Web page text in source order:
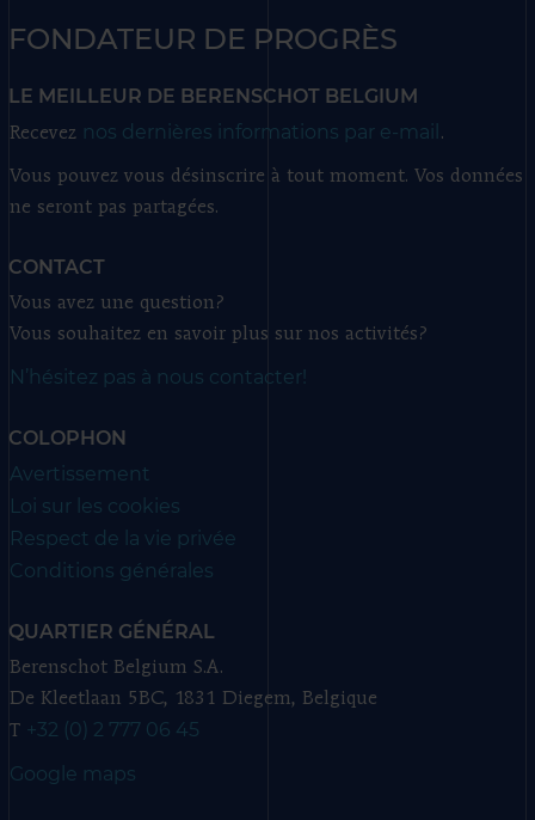
FONDATEUR DE PROGRÈS
LE MEILLEUR DE BERENSCHOT BELGIUM
Recevez nos dernières informations par e-mail .
Vous pouvez vous désinscrire à tout moment. Vos données
ne seront pas partagées.
CONTACT
Vous avez une question?
Vous souhaitez en savoir plus sur nos activités?
N’hésitez pas à nous contacter!
COLOPHON
Avertissement
Loi sur les cookies
Respect de la vie privée
Conditions générales
QUARTIER GÉNÉRAL
Berenschot Belgium S.A.
De Kleetlaan 5BC, 1831 Diegem, Belgique
T +32 (0) 2 777 06 45
Google maps